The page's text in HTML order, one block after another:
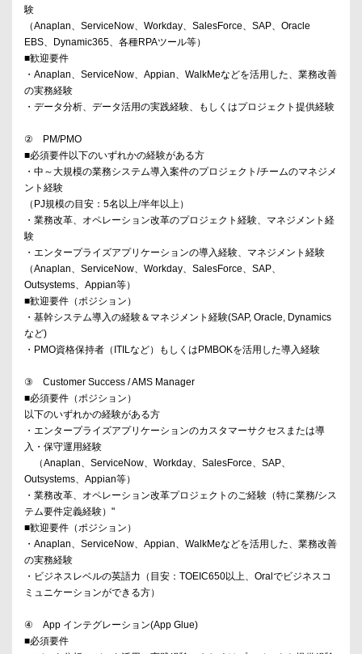
験
（Anaplan、ServiceNow、Workday、SalesForce、SAP、Oracle
EBS、Dynamic365、各種RPAツール等）
■歓迎要件
・Anaplan、ServiceNow、Appian、WalkMeなどを活用した、業務改善
の実務経験
・データ分析、データ活用の実践経験、もしくはプロジェクト提供経験
② PM/PMO
■必須要件以下のいずれかの経験がある方
・中～大規模の業務システム導入案件のプロジェクト/チームのマネジメ
ント経験
（PJ規模の目安：5名以上/半年以上）
・業務改革、オペレーション改革のプロジェクト経験、マネジメント経
験
・エンタープライズアプリケーションの導入経験、マネジメント経験
（Anaplan、ServiceNow、Workday、SalesForce、SAP、
Outsystems、Appian等）
■歓迎要件（ポジション）
・基幹システム導入の経験＆マネジメント経験(SAP, Oracle, Dynamics
など)
・PMO資格保持者（ITILなど）もしくはPMBOKを活用した導入経験
③ Customer Success / AMS Manager
■必須要件（ポジション）
以下のいずれかの経験がある方
・エンタープライズアプリケーションのカスタマーサクセスまたは導
入・保守運用経験
（Anaplan、ServiceNow、Workday、SalesForce、SAP、
Outsystems、Appian等）
・業務改革、オペレーション改革プロジェクトのご経験（特に業務/シス
テム要件定義経験）"
■歓迎要件（ポジション）
・Anaplan、ServiceNow、Appian、WalkMeなどを活用した、業務改善
の実務経験
・ビジネスレベルの英語力（目安：TOEIC650以上、Oralでビジネスコ
ミュニケーションができる方）
④ App インテグレーション(App Glue)
■必須要件